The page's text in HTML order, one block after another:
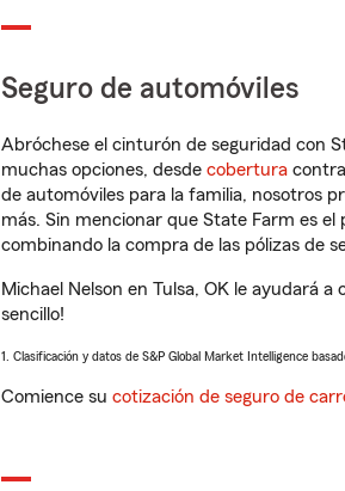
Seguro de automóviles
Abróchese el cinturón de seguridad con
muchas opciones, desde cobertura contra
de automóviles para la familia, nosotros
más. Sin mencionar que State Farm es
combinando la compra de las pólizas de
Michael Nelson en Tulsa, OK le ayudará
sencillo!
1. Clasificación y datos de S&P Global Market Intelligence
Comience su cotización de seguro de